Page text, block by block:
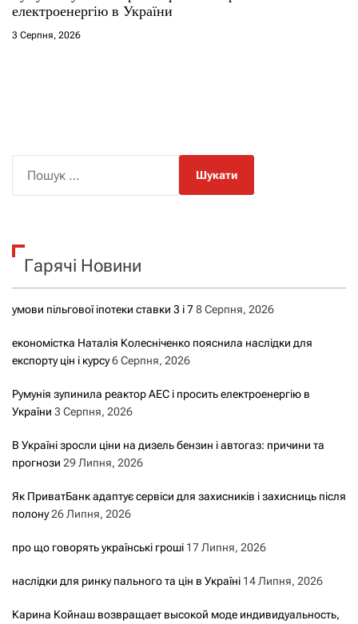
електроенергію в України
3 Серпня, 2026
к
Гарячі Новини
умови пільгової іпотеки ставки 3 і 78 Серпня, 2026
економістка Наталія Колесніченко пояснила наслідки для
експорту цін і курсу6 Серпня, 2026
Румунія зупинила реактор АЕС і просить електроенергію в
України 3 Серпня, 2026
В Україні зросли ціни на дизель бензин і автогаз: причини та
прогнози 29 Липня, 2026
Як ПриватБанк адаптує сервіси для захисників і захисниць після
полону26 Липня, 2026
про що говорять українські гроші 17 Липня, 2026
наслідки для ринку пального та цін в Україні 14 Липня, 2026
Карина Койнаш возвращает высокой моде индивидуальность,